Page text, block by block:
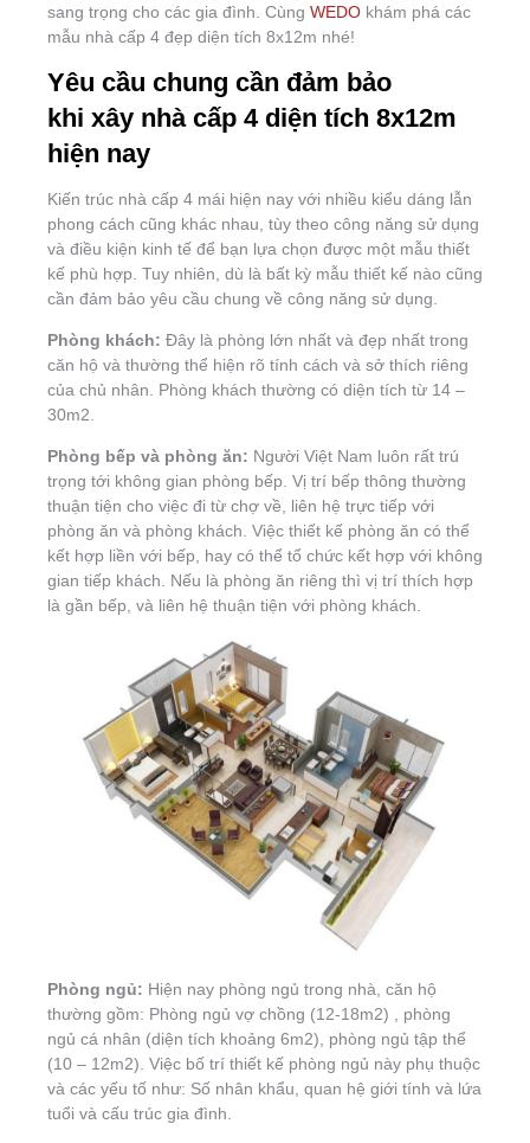
sang trọng cho các gia đình. Cùng WEDO khám phá các
mẫu nhà cấp 4 đẹp diện tích 8x12m nhé!
Yêu cầu chung cần đảm bảo
khi xây nhà cấp 4 diện tích 8x12m
hiện nay
Kiến trúc nhà cấp 4 mái hiện nay với nhiều kiểu dáng lẫn
phong cách cũng khác nhau, tùy theo công năng sử dụng
và điều kiện kinh tế để bạn lựa chọn được một mẫu thiết
kế phù hợp. Tuy nhiên, dù là bất kỳ mẫu thiết kế nào cũng
cần đảm bảo yêu cầu chung về công năng sử dụng.
Phòng khách: Đây là phòng lớn nhất và đẹp nhất trong
căn hộ và thường thể hiện rõ tính cách và sở thích riêng
của chủ nhân. Phòng khách thường có diện tích từ 14 –
30m2.
Phòng bếp và phòng ăn: Người Việt Nam luôn rất trú
trọng tới không gian phòng bếp. Vị trí bếp thông thường
thuận tiện cho việc đi từ chợ về, liên hệ trực tiếp với
phòng ăn và phòng khách. Việc thiết kế phòng ăn có thể
kết hợp liền với bếp, hay có thể tổ chức kết hợp với không
gian tiếp khách. Nếu là phòng ăn riêng thì vị trí thích hợp
là gần bếp, và liên hệ thuận tiện với phòng khách.
Phòng ngủ: Hiện nay phòng ngủ trong nhà, căn hộ
thường gồm: Phòng ngủ vợ chồng (12-18m2) , phòng
ngủ cá nhân (diện tích khoảng 6m2), phòng ngủ tập thể
(10 – 12m2). Việc bố trí thiết kế phòng ngủ này phụ thuộc
và các yếu tố như: Số nhân khẩu, quan hệ giới tính và lứa
tuổi và cấu trúc gia đình.